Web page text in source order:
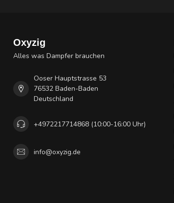
Oxyzig
Alles was Dampfer brauchen
Ooser Hauptstrasse 53
76532 Baden-Baden
Deutschland
+4972217714868 (10:00-16:00 Uhr)
info@oxyzig.de